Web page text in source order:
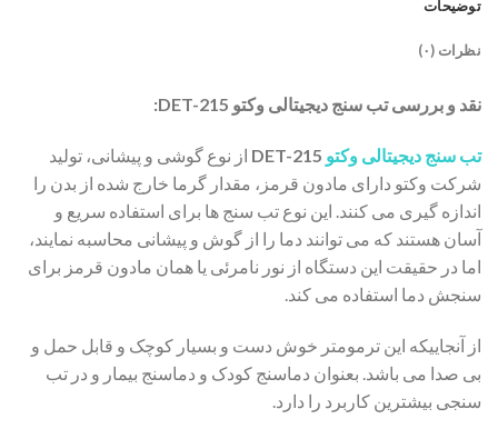
توضیحات
نظرات (۰)
نقد و بررسی تب سنج دیجیتالی وکتو DET-215:
تب سنج دیجیتالی وکتو
از نوع گوشی و پیشانی، تولید
شرکت وکتو دارای مادون قرمز، مقدار گرما خارج شده از بدن را
اندازه گیری می کنند. این نوع تب سنج ها برای استفاده سریع و
آسان هستند که می توانند دما را از گوش و پیشانی محاسبه نمایند،
اما در حقیقت این دستگاه از نور نامرئی یا همان مادون قرمز برای
سنجش دما استفاده می کند.
از آنجاییکه این ترمومتر خوش دست و بسیار کوچک و قابل حمل و
بی صدا می باشد. بعنوان دماسنج کودک و دماسنج بیمار و در تب
سنجی بیشترین کاربرد را دارد.